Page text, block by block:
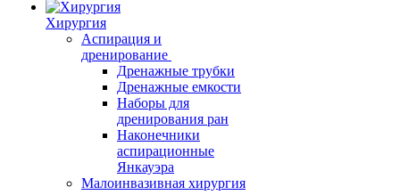
Хирургия
Аспирация и
дренирование
Дренажные трубки
Дренажные емкости
Наборы для
дренирования ран
Наконечники
аспирационные
Янкауэра
Малоинвазивная хирургия